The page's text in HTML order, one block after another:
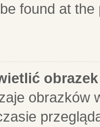
found at
obrazków